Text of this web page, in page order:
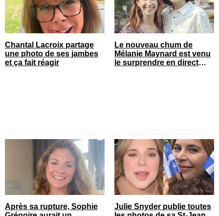
Chantal Lacroix partage
une photo de ses jambes
et ça fait réagir
Le nouveau chum de
Mélanie Maynard est venu
le surprendre en direct
Après sa rupture, Sophie
Julie Snyder publie toutes